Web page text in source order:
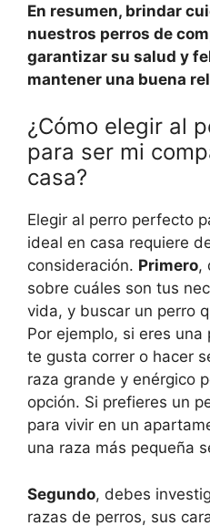
En resumen, brindar
nuestros perros de
garantizar su salud y
mantener una buena
¿Cómo elegir al
para ser mi
casa?
Elegir al perro perfecto
ideal en casa requiere
consideración. Primero,
sobre cuáles son tus
vida, y buscar un perro
Por ejemplo, si eres
te gusta correr o hacer
raza grande y enérgico
opción. Si prefieres un
para vivir en un
una raza más pequeña
Segundo, debes
razas de perros, sus